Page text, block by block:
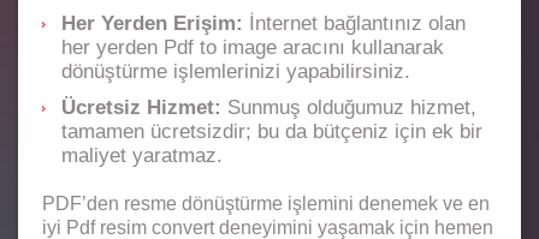
Her Yerden Erişim: İnternet bağlantınız olan
her yerden Pdf to image aracını kullanarak
dönüştürme işlemlerinizi yapabilirsiniz.
Ücretsiz Hizmet: Sunmuş olduğumuz hizmet,
tamamen ücretsizdir; bu da bütçeniz için ek bir
maliyet yaratmaz.
PDF’den resme dönüştürme işlemini denemek ve en
iyi Pdf resim convert deneyimini yaşamak için hemen